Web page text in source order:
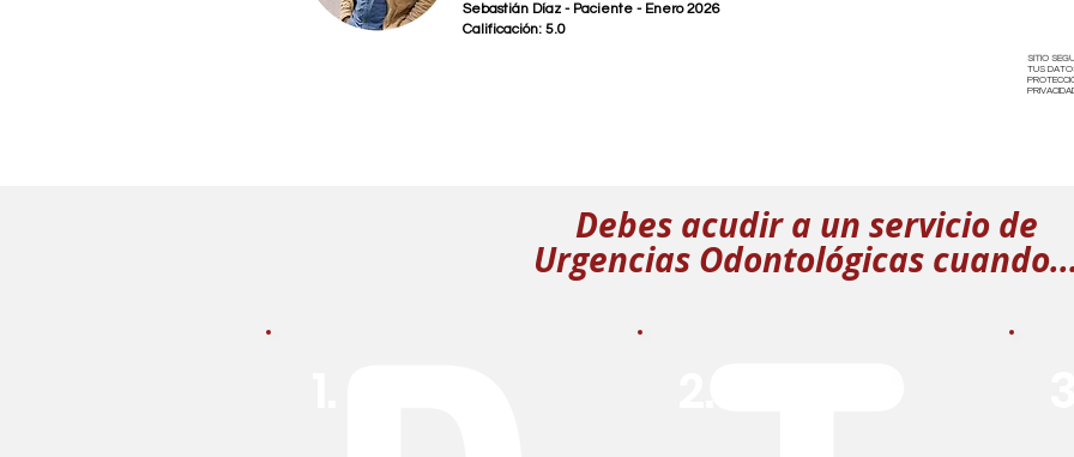
Sebastián Díaz - Paciente - Enero 2026
Calificación: 5.0
SITIO
TUS
Debes acudir a un servicio de
Urgencias Odontológicas